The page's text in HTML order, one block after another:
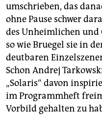
umschrieben, das
ohne Pause schwer
des Unheimlichen und
so wie Bruegel sie in
deutbaren
Schon Andrej
„Solaris“ davon
im Programmheft
Vorbild gehalten zu